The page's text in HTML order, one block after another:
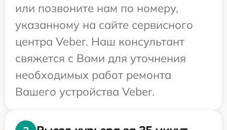
или позвоните нам по номеру,
указанному на сайте сервисного
центра Veber. Наш консультант
свяжется с Вами для уточнения
необходимых работ ремонта
Вашего устройства Veber.